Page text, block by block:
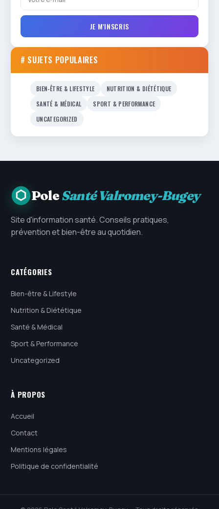
JE M'INSCRIS
# SUJETS POPULAIRES
BIEN-ÊTRE & LIFESTYLE
NUTRITION & DIÉTÉTIQUE
SANTÉ & MÉDICAL
SPORT & PERFORMANCE
UNCATEGORIZED
PoleSanté Valromey-Bugey
Site d'information santé. Conseils pratiques,
prévention et bien-être au quotidien.
CATÉGORIES
Bien-être & Lifestyle
Nutrition & Diététique
Santé & Médical
Sport & Performance
Uncategorized
À PROPOS
Accueil
Contact
Mentions légales
Politique de confidentialité